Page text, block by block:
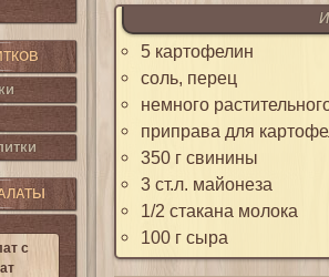
с
5 картофелин
соль, перец
немного
приправа для
350 г свинины
3 ст.л. майонеза
1/2 стакана молока
100 г сыра